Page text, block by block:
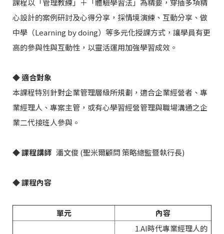
心設計的案例研討及心得分享，採情境演練、互動分享、做
中學（Learning by doing）等多元化授課方式，讓學員有更
高的參與性與互動性，以靈活運用加強學習成效。
◆ 適合對象
本課程特別針對企業管理層級所規劃，適合企業經營者、專
業經理人、專案主管，或有心學習經營管理與職場溝通之企
業二代接班人參與。
◆ 課程講師 潘文俊(聖米爾顧問 策略總監暨執行長)
◆ 課程內容
單元 內容
1.AI時代專業經理人的